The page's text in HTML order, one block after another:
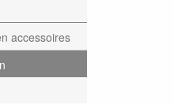
accessoires